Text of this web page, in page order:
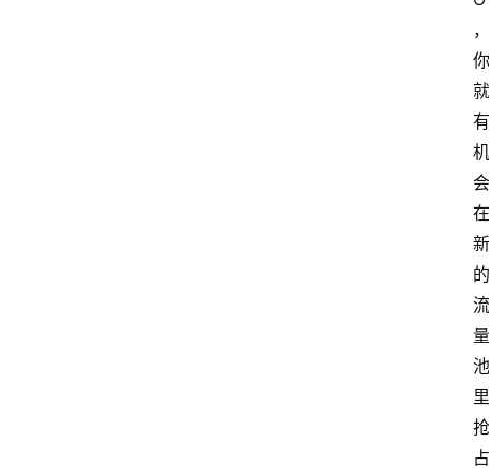
，
你
就
有
机
会
在
新
的
流
量
池
里
抢
占